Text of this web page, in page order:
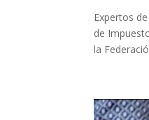
Expertos
de
la